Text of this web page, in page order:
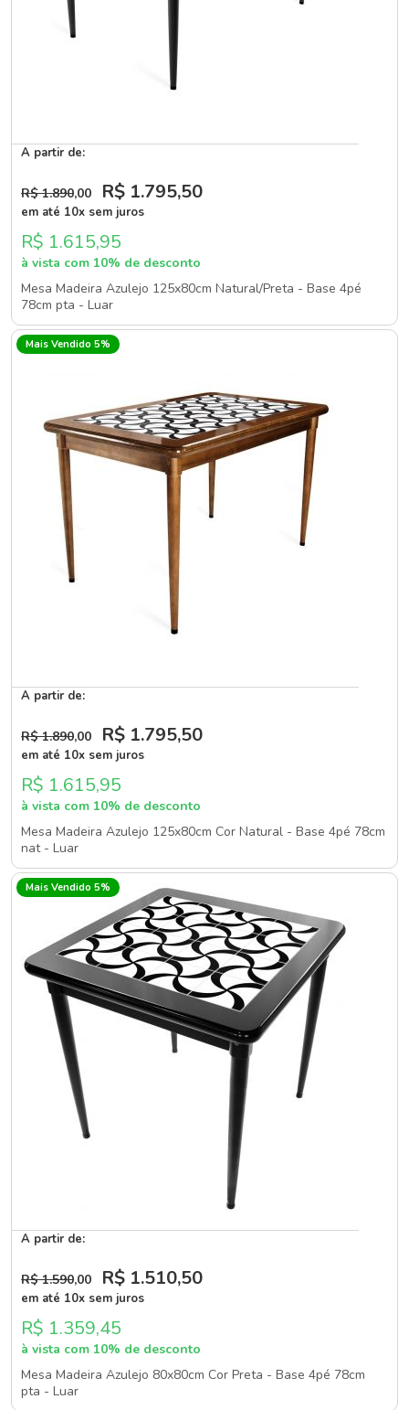
A partir de:
R$ 1.890,00 R$ 1.795,50
em até 10x sem juros
R$ 1.615,95
à vista com 10% de desconto
Mesa Madeira Azulejo 125x80cm Natural/Preta - Base 4pé
78cm pta - Luar
Mais Vendido 5%
A partir de:
R$ 1.890,00 R$ 1.795,50
em até 10x sem juros
R$ 1.615,95
à vista com 10% de desconto
Mesa Madeira Azulejo 125x80cm Cor Natural - Base 4pé 78cm
nat - Luar
Mais Vendido 5%
A partir de:
R$ 1.590,00 R$ 1.510,50
em até 10x sem juros
R$ 1.359,45
à vista com 10% de desconto
Mesa Madeira Azulejo 80x80cm Cor Preta - Base 4pé 78cm
pta - Luar